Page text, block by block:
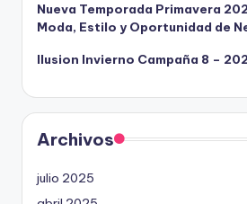
Nueva Temporada Primavera
Moda, Estilo y Oportunidad de
Ilusion Invierno Campaña 8 –
Archivos
julio 2025